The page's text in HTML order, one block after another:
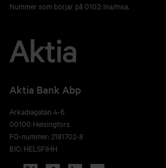
Nummer som börjar på 0102: lna/msa.
Aktia Bank Abp
Arkadiagatan 4-6
00100 Helsingfors
FO-nummer: 2181702-8
BIC: HELSFIHH